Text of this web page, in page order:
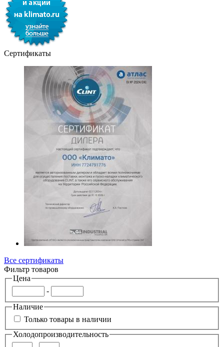
Сертификаты
Все сертификаты
Фильтр товаров
Цена
-
Наличие
Только товары в наличии
Холодопроизводительность